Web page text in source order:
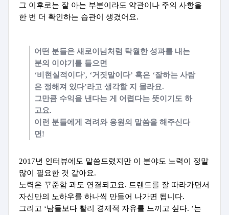
그 이후로는 잘 아는 부분이라도 약관이나 주의 사항을
한 번 더 확인하는 습관이 생겼어요.
어떤 분들은 새로이님처럼 탁월한 성과를 내는
분의 이야기를 들으면
‘비현실적이다’, ‘거짓말이다’ 혹은 ‘잘하는 사람
은 정해져 있다’라고 생각할 지 몰라요.
그만큼 수익을 낸다는 게 어렵다는 뜻이기도 하
고요.
이런 분들에게 격려와 응원의 말씀을 해주신다
면!
2017년 인터뷰에도 말씀드렸지만 이 분야도 노력이 정말
많이 필요한 것 같아요.
노력은 꾸준함 과도 연결되고요. 트렌드를 잘 따라가면서
자신만의 노하우를 하나씩 만들어 나가면 됩니다.
그리고 ‘남들보다 빨리 경제적 자유를 느끼고 싶다. ’는